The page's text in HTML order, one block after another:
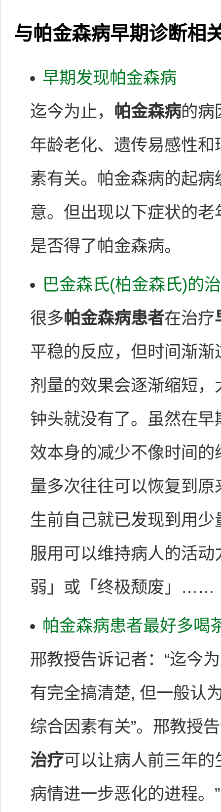
与帕金森病早期诊断相
早期发现帕金森病
迄今为止， 帕金森病的病
年龄老化、遗传易感性
素有关。帕金森病的起
意。但出现以下症状的
是否得了帕金森病。
巴金森氏(柏金森氏)的
很多帕金森病患者在治疗
平稳的反应，但时间渐
剂量的效果会逐渐缩短
钟头就没有了。虽然在
效本身的减少不像时间
量多次往往可以恢复到
生前自己就已发现到用
服用可以维持病人的活
弱」或「终极颓废」……
帕金森病患者最好多喝
邢教授告诉记者：“迄今
有完全搞清楚, 但一般认
综合因素有关”。邢教授
治疗可以让病人前三年
病情进一步恶化的进程。”